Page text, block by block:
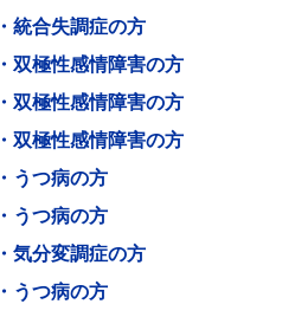
統合失調症の方
極性感情障害の方
極性感情障害の方
極性感情障害の方
うつ病の方
うつ病の方
気分変調症の方
うつ病の方